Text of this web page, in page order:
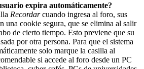
expira automáticamente?
Recordarcuando ingresa al foro, sus
una cookie segura, que se elimina al salir
de cierto tiempo. Esto previene que su
por otra persona. Para que el sistema
solo marque la casilla al
si accede al foro desde un PC